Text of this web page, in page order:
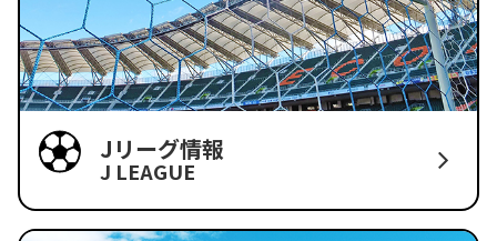
Jリーグ情報
J LEAGUE